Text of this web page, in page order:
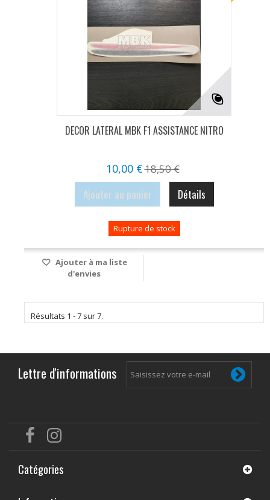
DECOR LATERAL MBK F1 ASSISTANCE NITRO
10,00 €18,50 €
Ajouter au panier Détails
Rupture de stock
Ajouter à ma liste
d'envies
Résultats 1 - 7 sur 7.
Lettre d'informations
Catégories